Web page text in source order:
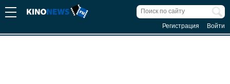
Регистрация Войти